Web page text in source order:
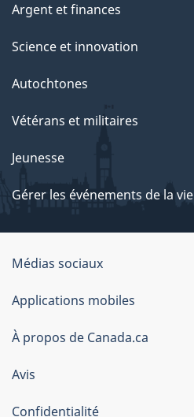
Argent et finances
Science et innovation
Autochtones
Vétérans et militaires
Jeunesse
Gérer les événements de la vie
Organisation
du
gouvernement
du
Canada
Médias sociaux
Applications mobiles
À propos de Canada.ca
Avis
Confidentialité